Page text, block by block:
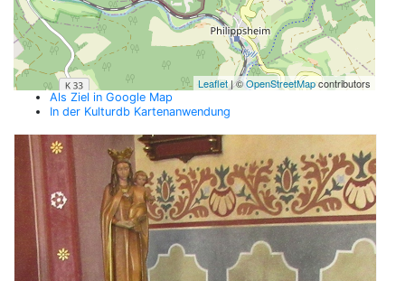
Leaflet| ©OpenStreetMapcontributors
Als Ziel in Google Map
In der Kulturdb Kartenanwendung